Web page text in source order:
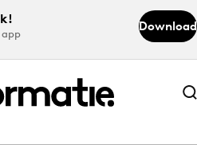
app
Download
Abonneer nu
Abonneer nu